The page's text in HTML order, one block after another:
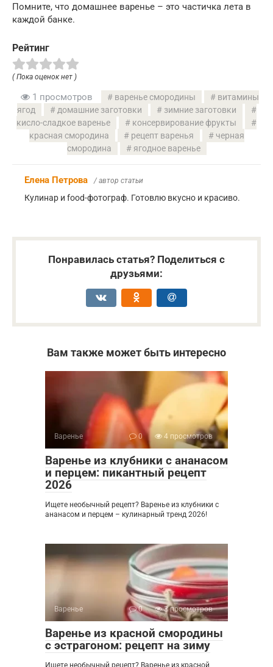
Помните, что домашнее варенье – это частичка лета в
каждой банке.
Рейтинг
( Пока оценок нет )
1 просмотров варенье смородины
витамины
ягод
домашние заготовки
зимние заготовки
кисло-сладкое варенье
консервирование фрукты
красная смородина
рецепт варенья
черная
смородина
ягодное варенье
Елена Петрова / автор статьи
Кулинар и food-фотограф. Готовлю вкусно и красиво.
Понравилась статья? Поделиться с
друзьями:
Вам также может быть интересно
Варенье 0 4 просмотров
Варенье из клубники с ананасом
и перцем: пикантный рецепт
2026
Ищете необычный рецепт? Варенье из клубники с
ананасом и перцем – кулинарный тренд 2026!
Варенье 0 3 просмотров
Варенье из красной смородины
с эстрагоном: рецепт на зиму
Ищете необычный рецепт? Варенье из красной